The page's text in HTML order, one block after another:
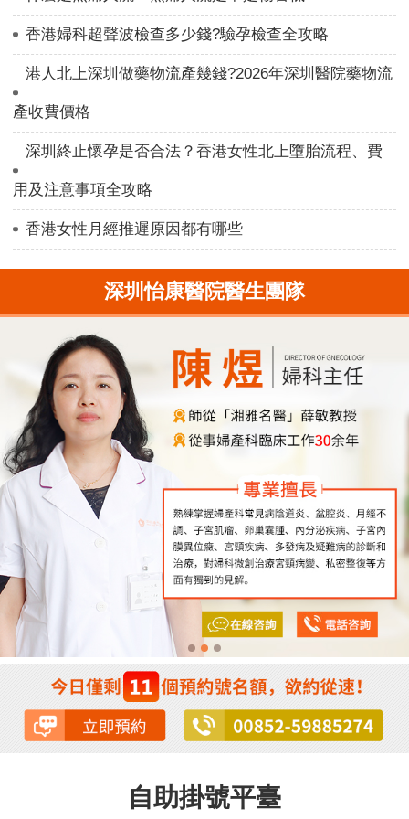
香港婦科超聲波檢查多少錢?驗孕檢查全攻略
港人北上深圳做藥物流產幾錢?2026年深圳醫院藥物流
產收費價格
深圳終止懷孕是否合法？香港女性北上墮胎流程、費
用及注意事項全攻略
香港女性月經推遲原因都有哪些
深圳怡康醫院醫生團隊
自助掛號平臺